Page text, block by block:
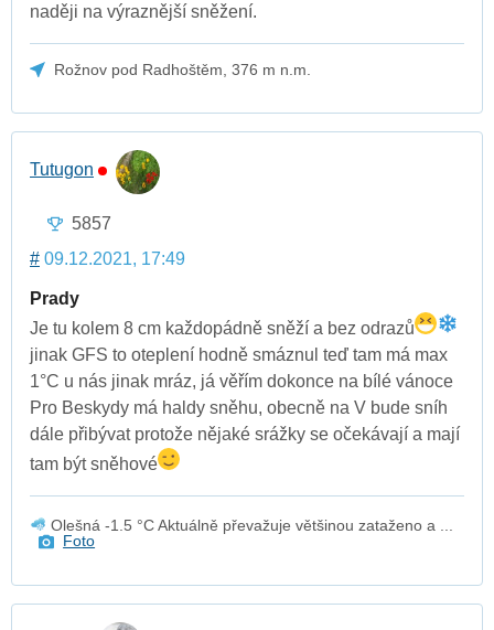
naději na výraznější sněžení.
Rožnov pod Radhoštěm, 376 m n.m.
Tutugon
5857
# 09.12.2021, 17:49
Prady
Je tu kolem 8 cm každopádně sněží a bez odrazů
jinak GFS to oteplení hodně smáznul teď tam má max
1°C u nás jinak mráz, já věřím dokonce na bílé vánoce
Pro Beskydy má haldy sněhu, obecně na V bude sníh
dále přibývat protože nějaké srážky se očekávají a mají
tam být sněhové
Olešná -1.5 °C Aktuálně převažuje většinou zataženo a ...
Foto